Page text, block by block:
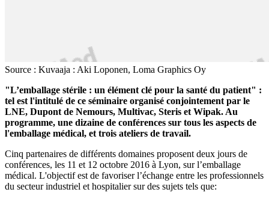
Source : Kuvaaja : Aki Loponen, Loma Graphics Oy
"L’emballage stérile : un élément clé pour la santé du patient" :
tel est l'intitulé de ce séminaire organisé conjointement par le
LNE, Dupont de Nemours, Multivac, Steris et Wipak. Au
programme, une dizaine de conférences sur tous les aspects de
l'emballage médical, et trois ateliers de travail.
Cinq partenaires de différents domaines proposent deux jours de
conférences, les 11 et 12 octobre 2016 à Lyon, sur l’emballage
médical. L'objectif est de favoriser l’échange entre les professionnels
du secteur industriel et hospitalier sur des sujets tels que: